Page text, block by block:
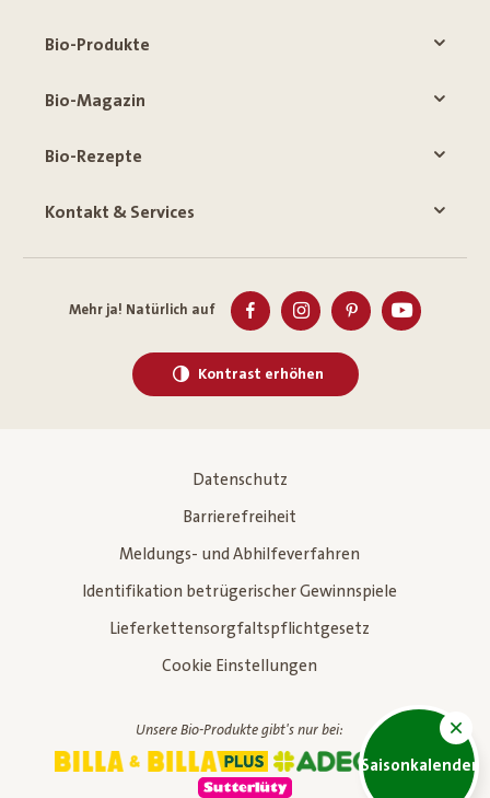
Saisonkalender
Bio-Produkte
Bio-Magazin
Bio-Rezepte
Kontakt & Services
Mehr ja! Natürlich auf
Kontrast erhöhen
Datenschutz
Barrierefreiheit
Meldungs- und Abhilfeverfahren
Identifikation betrügerischer Gewinnspiele
Lieferkettensorgfaltspflichtgesetz
Cookie Einstellungen
Unsere Bio-Produkte gibt's nur bei: